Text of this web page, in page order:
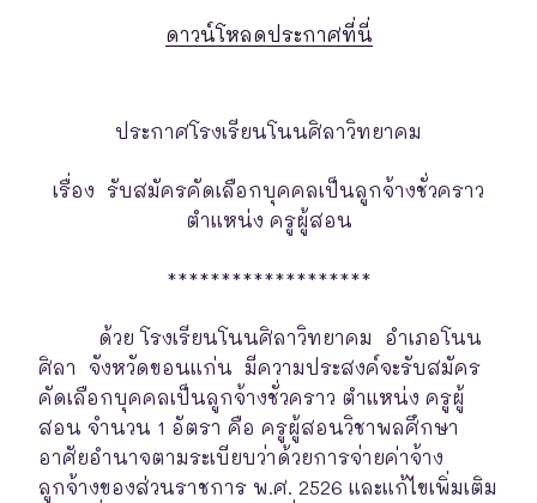
ดาวน์โหลดประกาศที่นี่
ประกาศโรงเรียนโนนศิลาวิทยาคม
เรื่อง รับสมัครคัดเลือกบุคคลเป็นลูกจ้างชั่วคราว
ตำแหน่ง ครูผู้สอน
*******************
ด้วย โรงเรียนโนนศิลาวิทยาคม อำเภอโนน
ศิลา จังหวัดขอนแก่น มีความประสงค์จะรับสมัคร
คัดเลือกบุคคลเป็นลูกจ้างชั่วคราว ตำแหน่ง ครูผู้
สอน จำนวน 1 อัตรา คือ ครูผู้สอนวิชาพลศึกษา
อาศัยอำนาจตามระเบียบว่าด้วยการจ่ายค่าจ้าง
ลูกจ้างของส่วนราชการ พ.ศ. 2526 และแก้ไขเพิ่มเติม